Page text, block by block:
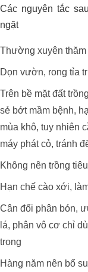
Các nguyên tắc
ngặt
Thường xuyên
Dọn vườn, rong tỉa
Trên bề mặt đất
sẻ bớt mầm bệnh,
mùa khô, tuy nhiên
máy phát cỏ, tránh
Không nên trồng
Hạn chế cào xới,
Cân đối phân bón,
lá, phân vô cơ chỉ
trọng
Hàng năm nên bổ
Nhà